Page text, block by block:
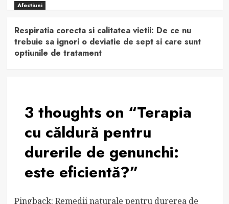
Afectiuni
Respiratia corecta si calitatea vietii: De ce nu
trebuie sa ignori o deviatie de sept si care sunt
optiunile de tratament
3 thoughts on “Terapia
cu căldură pentru
durerile de genunchi:
este eficientă?”
Pingback: Remedii naturale pentru durerea de